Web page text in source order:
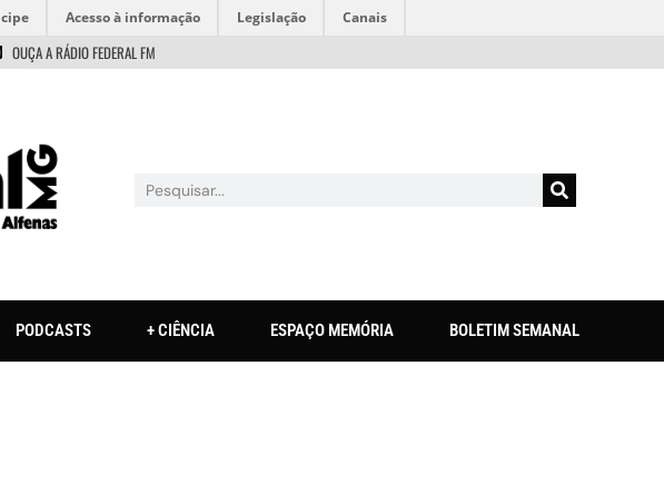
Acesso à informação Legislação Canais
OUÇA A RÁDIO FEDERAL FM
PODCASTS + CIÊNCIA ESPAÇO MEMÓRIA BOLETIM SEMANAL